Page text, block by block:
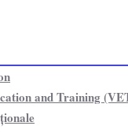
and Training